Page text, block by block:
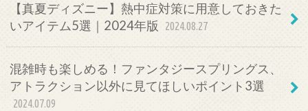
【真夏ディズニー】熱中症対策に用意しておきた
いアイテム5選｜2024年版
2024.08.27
混雑時も楽しめる！ファンタジースプリングス、
アトラクション以外に見てほしいポイント3選
2024.07.09